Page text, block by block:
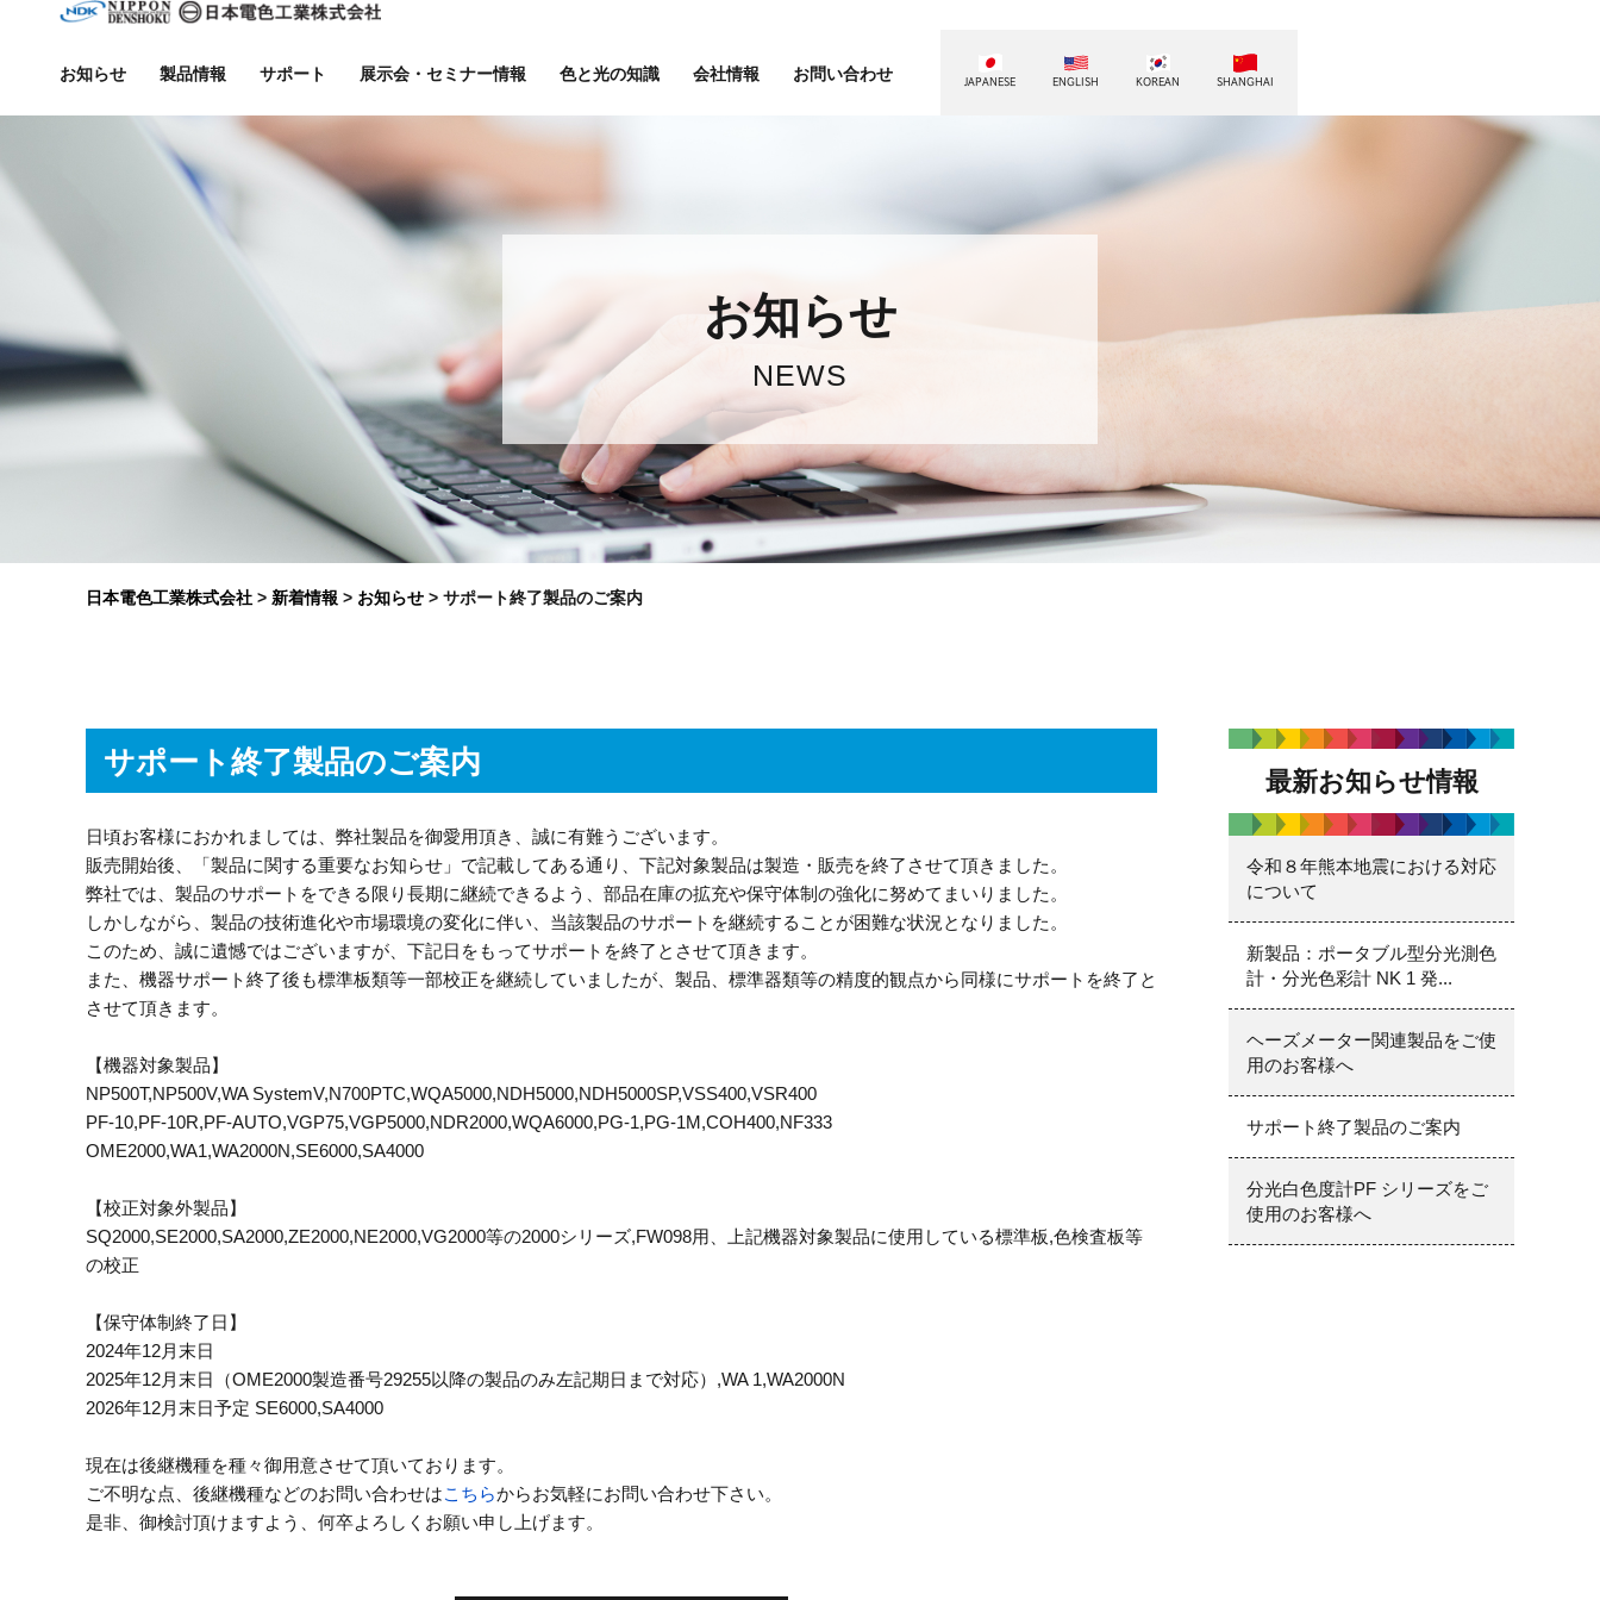
お知らせ 製品情報 サポート 展示会・セミナー情報 色と光の知識 会社情報 お問い合わせ JAPANESE ENGLISH KOREAN SHANGHAI
お知らせ
NEWS
日本電色工業株式会社 > 新着情報 > お知らせ > サポート終了製品のご案内
サポート終了製品のご案内
日頃お客様におかれましては、弊社製品を御愛用頂き、誠に有難うございます。
販売開始後、「製品に関する重要なお知らせ」で記載してある通り、下記対象製品は製造・販売を終了させて頂きました。
弊社では、製品のサポートをできる限り長期に継続できるよう、部品在庫の拡充や保守体制の強化に努めてまいりました。
しかしながら、製品の技術進化や市場環境の変化に伴い、当該製品のサポートを継続することが困難な状況となりました。
このため、誠に遺憾ではございますが、下記日をもってサポートを終了とさせて頂きます。
また、機器サポート終了後も標準板類等一部校正を継続していましたが、製品、標準器類等の精度的観点から同様にサポートを終了と
させて頂きます。
【機器対象製品】
NP500T,NP500V,WA SystemV,N700PTC,WQA5000,NDH5000,NDH5000SP,VSS400,VSR400
PF-10,PF-10R,PF-AUTO,VGP75,VGP5000,NDR2000,WQA6000,PG-1,PG-1M,COH400,NF333
OME2000,WA1,WA2000N,SE6000,SA4000
【校正対象外製品】
SQ2000,SE2000,SA2000,ZE2000,NE2000,VG2000等の2000シリーズ,FW098用、上記機器対象製品に使用している標準板,色検査板等
の校正
【保守体制終了日】
2024年12月末日
2025年12月末日（OME2000製造番号29255以降の製品のみ左記期日まで対応）,WA 1,WA2000N
2026年12月末日予定 SE6000,SA4000
現在は後継機種を種々御用意させて頂いております。
ご不明な点、後継機種などのお問い合わせはこちらからお気軽にお問い合わせ下さい。
是非、御検討頂けますよう、何卒よろしくお願い申し上げます。
最新お知らせ情報
令和８年熊本地震における対応
について
新製品：ポータブル型分光測色
計・分光色彩計 NK 1 発...
ヘーズメーター関連製品をご使
用のお客様へ
サポート終了製品のご案内
分光白色度計PF シリーズをご
使用のお客様へ